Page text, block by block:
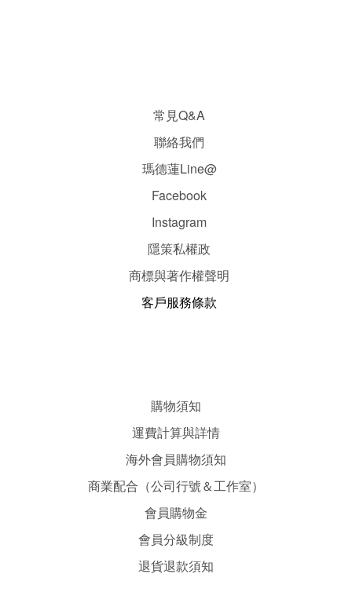
常見Q&A
聯絡我們
瑪德蓮Line@
Facebook
Instagram
隱策私權政
商標與著作權聲明
客戶服務條款
購物須知
運費計算與詳情
海外會員購物須知
商業配合（公司行號＆工作室）
會員購物金
會員分級制度
退貨退款須知